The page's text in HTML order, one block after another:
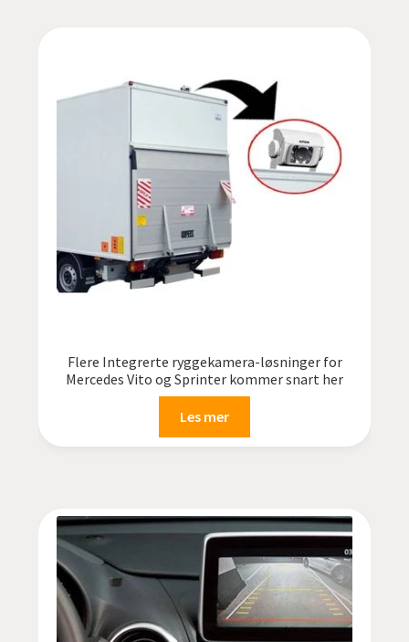
Flere Integrerte ryggekamera-løsninger for
Mercedes Vito og Sprinter kommer snart her
Les mer